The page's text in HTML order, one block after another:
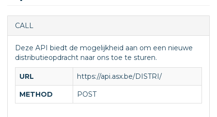
CALL
Deze API biedt de mogelijkheid aan om een nieuwe
distributieopdracht naar ons toe te sturen.
URL https://api.asx.be/DISTRI/
METHOD POST